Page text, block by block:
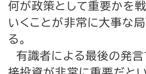
何が政策として重要かを
いくことが非常に大事な
る。
有識者による最後の発言